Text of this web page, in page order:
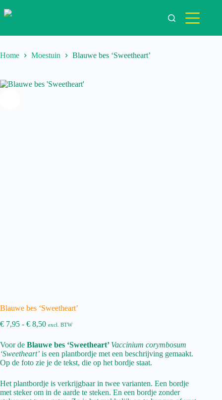
naar
Home Moestuin Blauwe bes ‘Sweetheart’
Blauwe bes ‘Sweetheart’
€ 7,95 - € 8,50Prijsklasse:
€ 8,50
excl. BTW
Voor de Blauwe bes ‘Sweetheart’ Vaccinium corymbosum
‘Sweetheart’ is een plantbordje met een beschrijving gemaakt.
Op de foto zie je de tekst, die op het bordje staat.
Het plantbordje is verkrijgbaar in twee varianten. Een bordje
met steker om in de aarde te steken. En een bordje zonder